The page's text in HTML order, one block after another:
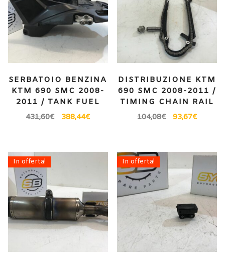
SERBATOIO BENZINA
KTM 690 SMC 2008-
2011 / TANK FUEL
431,60€ 388,44€
DISTRIBUZIONE KTM
690 SMC 2008-2011 /
TIMING CHAIN RAIL
104,08€ 93,67€
In offerta! In offerta!